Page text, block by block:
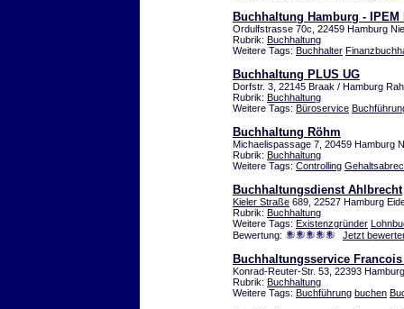
Buchhaltung Hamburg -
Ordulfstrasse 70c, 22459 Hamburg
Rubrik: Buchhaltung
Weitere Tags: Buchhalter
Buchhaltung PLUS UG
Dorfstr. 3, 22145 Braak / Hamburg
Rubrik: Buchhaltung
Weitere Tags: Büroservice
Buchhaltung Röhm
Michaelispassage 7, 20459 Hamburg
Rubrik: Buchhaltung
Weitere Tags: Controlling
Buchhaltungsdienst Ahlbrecht
Kieler Straße 689, 22527 Hamburg
Rubrik: Buchhaltung
Weitere Tags: Existenzgründer
Bewertung:
Jetzt
Buchhaltungsservice
Konrad-Reuter-Str. 53, 22393
Rubrik: Buchhaltung
Weitere Tags: Buchführung buchen